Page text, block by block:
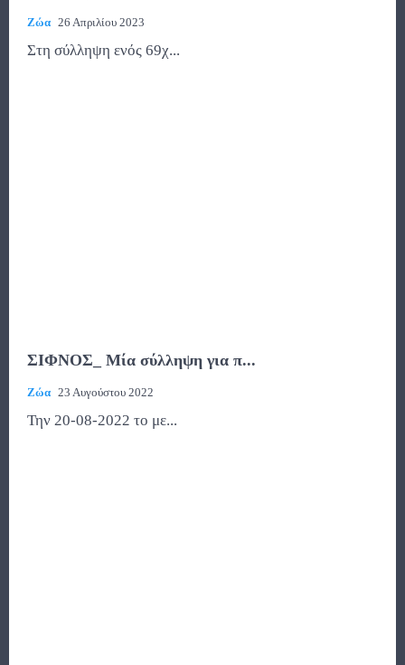
Ζώα 26 Απριλίου 2023
Στη σύλληψη ενός 69χ...
ΣΙΦΝΟΣ_ Μία σύλληψη για π...
Ζώα 23 Αυγούστου 2022
Την 20-08-2022 το με...